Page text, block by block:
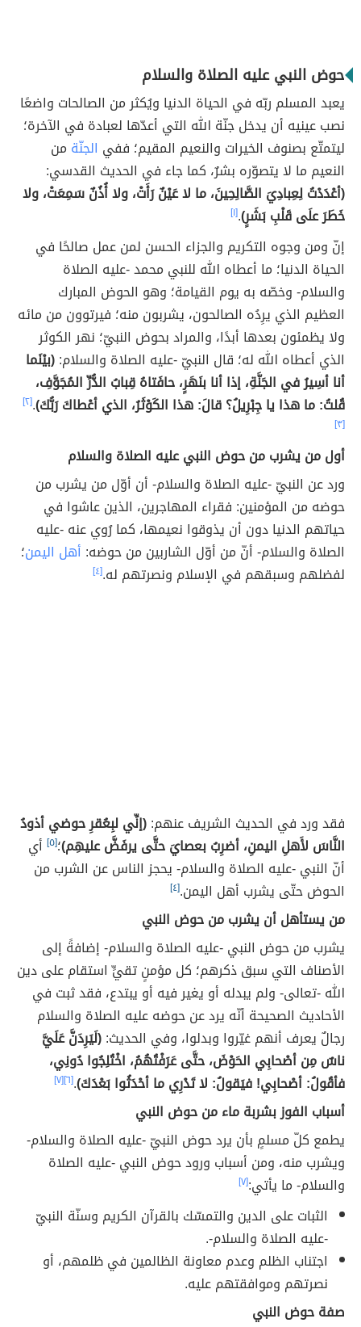
حوض النبي عليه الصلاة والسلام
يعبد المسلم ربّه في الحياة الدنيا ويُكثر من الصالحات واضعًا
نصب عينيه أن يدخل جنّة الله التي أعدّها لعبادة في الآخرة؛
ليتمتّع بصنوف الخيرات والنعيم المقيم؛ ففي الجنّة من
النعيم ما لا يتصوّره بشرٌ، كما جاء في الحديث القدسي:
(أعْدَدْتُ لِعِبادِيَ الصَّالِحِينَ، ما لا عَيْنٌ رَأَتْ، ولا أُذُنٌ سَمِعَتْ، ولا
خَطَرَ علَى قَلْبِ بَشَرٍ).[١]
إنّ ومن وجوه التكريم والجزاء الحسن لمن عمل صالحًا في
الحياة الدنيا؛ ما أعطاه الله للنبي محمد -عليه الصلاة
والسلام- وخصّه به يوم القيامة؛ وهو الحوض المبارك
العظيم الذي يرِدُه الصالحون، يشربون منه؛ فيرتوون من مائه
ولا يظمئون بعدها أبدًا، والمراد بحوض النبيّ؛ نهر الكوثر
الذي أعطاه الله له؛ قال النبيّ -عليه الصلاة والسلام:(بيْنَما
أنا أسِيرُ في الجَنَّةِ، إذا أنا بنَهَرٍ، حافَتاهُ قِبابُ الدُّرِّ المُجَوَّفِ،
قُلتُ: ما هذا يا جِبْرِيلُ؟ قالَ: هذا الكَوْثَرُ، الذي أعْطاكَ رَبُّكَ).[٢]
[٣]
أول من يشرب من حوض النبي عليه الصلاة والسلام
ورد عن النبيّ -عليه الصلاة والسلام- أن أوّل من يشرب من
حوضه من المؤمنين: فقراء المهاجرين، الذين عاشوا في
حياتهم الدنيا دون أن يذوقوا نعيمها، كما رُوي عنه -عليه
الصلاة والسلام- أنّ من أوّل الشاربين من حوضه: أهل اليمن؛
لفضلهم وسبقهم في الإسلام ونصرتهم له.[٤]
فقد ورد في الحديث الشريف عنهم:(إنِّي لبِعُقرِ حوضي أذودُ
النَّاسَ لأَهلِ اليمنِ، أضرِبُ بعصايَ حتَّى يرفَضَّ عليهِم)؛[٥]
أي
أنّ النبي -عليه الصلاة والسلام- يحجز الناس عن الشرب من
الحوض حتّى يشرب أهل اليمن.[٤]
من يستأهل أن يشرب من حوض النبي
يشرب من حوض النبي -عليه الصلاة والسلام- إضافةً إلى
الأصناف التي سبق ذكرهم؛ كل مؤمنٍ تقيٍّ استقام على دين
الله -تعالى- ولم يبدله أو يغير فيه أو يبتدع، فقد ثبت في
الأحاديث الصحيحة أنّه يرد عن حوضه عليه الصلاة والسلام
رجالٌ يعرف أنهم غيّروا وبدلوا، وفي الحديث:(لَيَرِدَنَّ عَلَيَّ
ناسٌ مِن أصْحابِي الحَوْضَ، حتَّى عَرَفْتُهُمُ، اخْتُلِجُوا دُونِي،
فأقُولُ: أصْحابِي! فيَقولُ: لا تَدْرِي ما أحْدَثُوا بَعْدَكَ).[٦] [٧]
أسباب الفوز بشربة ماء من حوض النبي
يطمع كلّ مسلمٍ بأن يرد حوض النبيّ -عليه الصلاة والسلام-
ويشرب منه، ومن أسباب ورود حوض النبي -عليه الصلاة
والسلام- ما يأتي:[٧]
الثبات على الدين والتمسّك بالقرآن الكريم وسنّة النبيّ
-عليه الصلاة والسلام-.
اجتناب الظلم وعدم معاونة الظالمين في ظلمهم، أو
نصرتهم وموافقتهم عليه.
صفة حوض النبي